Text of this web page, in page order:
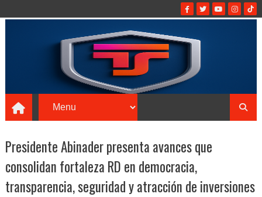
Presidente Abinader presenta avances que
consolidan fortaleza RD en democracia,
transparencia, seguridad y atracción de inversiones